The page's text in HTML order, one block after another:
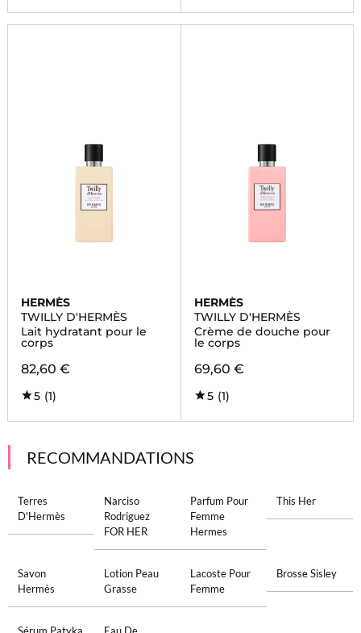
HERMÈS
TWILLY D'HERMÈS
Lait hydratant pour le
corps
82,60 €
5 (1)
HERMÈS
TWILLY D'HERMÈS
Crème de douche pour
le corps
69,60 €
5 (1)
RECOMMANDATIONS
Terres
D'Hermès
Narciso
Rodriguez
FOR HER
Parfum Pour
Femme
Hermes
This Her
Savon
Hermès
Lotion Peau
Grasse
Lacoste Pour
Femme
Brosse Sisley